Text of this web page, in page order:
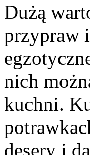
Dużą
przypraw
nich
kuchni.
desery i